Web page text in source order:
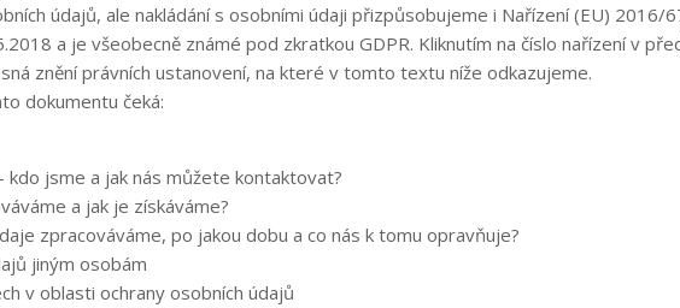
údajů, ale nakládání s osobními údaji přizpůsobujeme i Nařízení (EU) 2016/
a je všeobecně známé pod zkratkou GDPR. Kliknutím na číslo nařízení v
znění právních ustanovení, na které v tomto textu níže odkazujeme.
dokumentu čeká:
kdo jsme a jak nás můžete kontaktovat?
a jak je získáváme?
zpracováváme, po jakou dobu a co nás k tomu opravňuje?
jiným osobám
v oblasti ochrany osobních údajů